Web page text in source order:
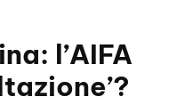
l’AIFA